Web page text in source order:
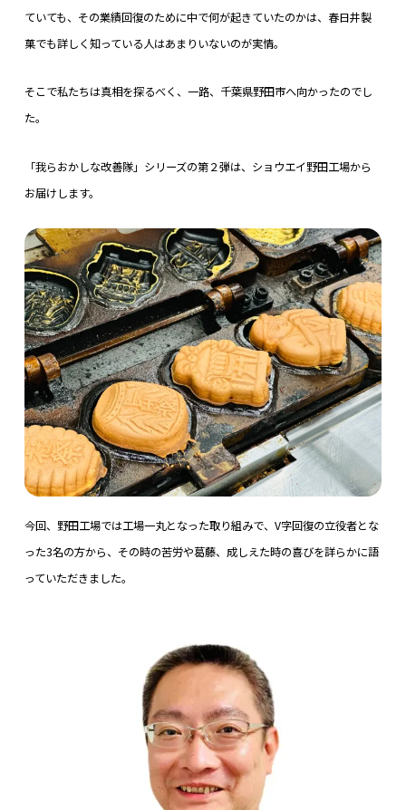
ていても、その業績回復のために中で何が起きていたのかは、春日井製
菓でも詳しく知っている人はあまりいないのが実情。
そこで私たちは真相を探るべく、一路、千葉県野田市へ向かったのでし
た。
「我らおかしな改善隊」シリーズの第２弾は、ショウエイ野田工場から
お届けします。
今回、野田工場では工場一丸となった取り組みで、V字回復の立役者とな
った3名の方から、その時の苦労や葛藤、成しえた時の喜びを詳らかに語
っていただきました。